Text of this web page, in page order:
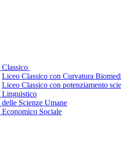
Liceo Classico con Curvatura
Liceo Classico con potenziamento
Linguistico
Scienze Umane
Sociale